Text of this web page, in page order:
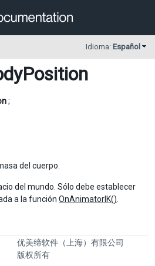
Idioma: Español
;
del cuerpo.
del mundo. Sólo debe establecer
a la función OnAnimatorIK()
优美缔软件（上海）有限公司
版权所有